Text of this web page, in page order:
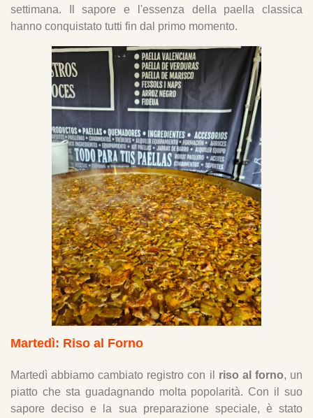
settimana. Il sapore e l'essenza della paella classica
hanno conquistato tutti fin dal primo momento.
Martedì: Riso al Forno
Martedì abbiamo cambiato registro con il riso al forno, un
piatto che sta guadagnando molta popolarità. Con il suo
sapore deciso e la sua preparazione speciale, è stato